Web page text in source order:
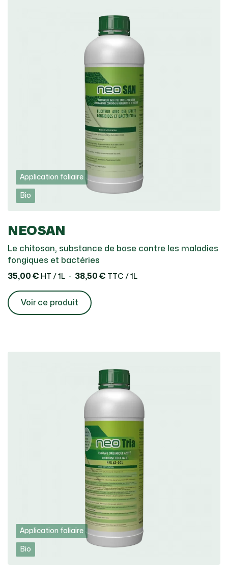
Application foliaire
Bio
NEOSAN
Le chitosan, substance de base contre les maladies
fongiques et bactéries
35,00 € HT / 1L 38,50 € TTC / 1L
Voir ce produit
Application foliaire
Bio